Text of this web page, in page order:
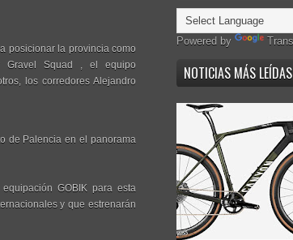
posicionar la provincia como
Gravel Squad , el equipo
los corredores Alejandro
de Palencia en el panorama
GOBIK para esta
y que estrenarán
Powered by
NOTICIAS MÁS LEÍDAS